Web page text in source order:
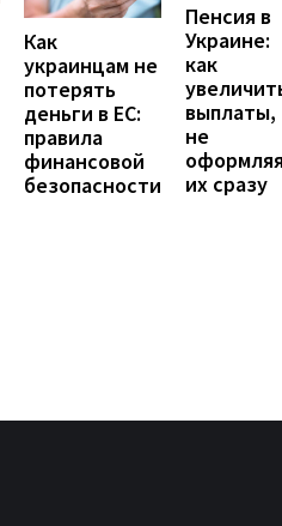
Как
украинцам не
потерять
деньги в ЕС:
правила
финансовой
безопасности
Пенсия в
Украине:
как
выплаты,
не
их сразу